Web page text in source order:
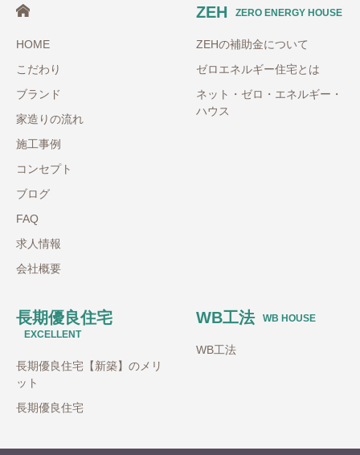
HOME
こだわり
ブランド
家造りの流れ
施工事例
コンセプト
ブログ
FAQ
求人情報
会社概要
ZEH ZERO ENERGY HOUSE
ZEHの補助金について
ゼロエネルギー住宅とは
ネット・ゼロ・エネルギー・
ハウス
長期優良住宅
EXCELLENT
長期優良住宅【新築】のメリ
ット
長期優良住宅
WB工法 WB HOUSE
WB工法